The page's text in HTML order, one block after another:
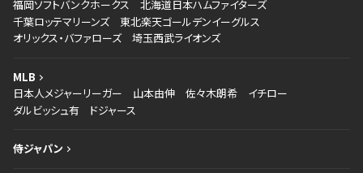
福岡ソフトバンクホークス
北海道日本ハムファイターズ
千葉ロッテマリーンズ
東北楽天ゴールデンイーグルス
オリックス・バファローズ
埼玉西武ライオンズ
MLB
日本人メジャーリーガー
山本由伸 佐々木朗希
イチロー
ダルビッシュ有
ドジャース
侍ジャパン